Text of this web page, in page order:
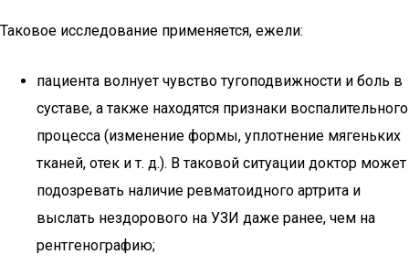
Таковое исследование применяется, ежели:
пациента волнует чувство тугоподвижности и боль в
суставе, а также находятся признаки воспалительного
процесса (изменение формы, уплотнение мягеньких
тканей, отек и т. д.). В таковой ситуации доктор может
подозревать наличие ревматоидного артрита и
выслать нездорового на УЗИ даже ранее, чем на
рентгенографию;